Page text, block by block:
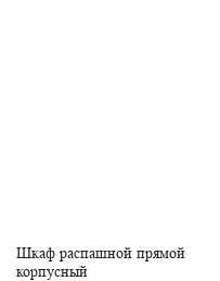
Шкаф распашной прямой
корпусный